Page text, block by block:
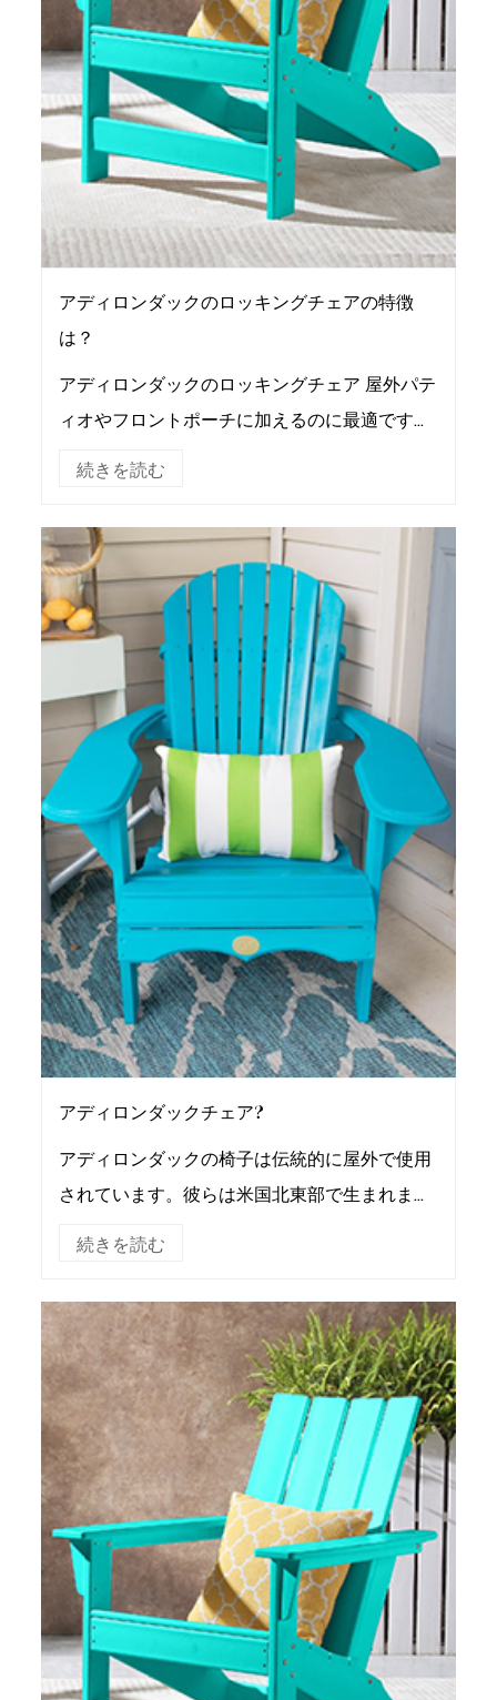
アディロンダックのロッキングチェアの特徴
は？
アディロンダックのロッキングチェア 屋外パテ
ィオやフロントポーチに加えるのに最適です。
滑らかで穏やかなロッキング モーションは、リ
す。アディ...
続きを読む
アディロンダックチェア?
アディロンダックの椅子は伝統的に屋外で使用
されています。彼らは米国北東部で生まれまし
た。アディロンダック シートは、もともと
を提供するために開発した...
続きを読む